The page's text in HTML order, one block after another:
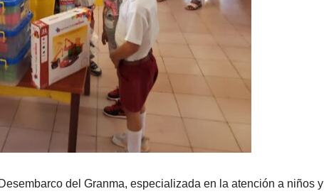
del Granma, especializada en la atención a niños y